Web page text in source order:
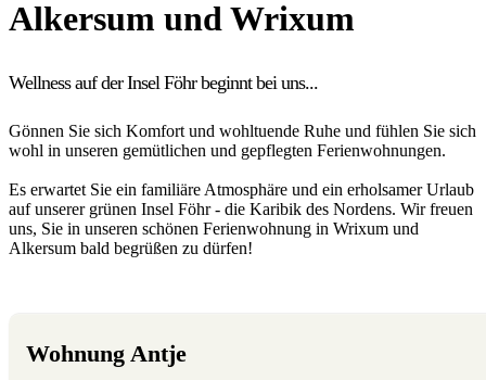
Alkersum und Wrixum
Wellness auf der Insel Föhr beginnt bei uns...
Gönnen Sie sich Komfort und wohltuende Ruhe und fühlen Sie sich
wohl in unseren gemütlichen und gepflegten Ferienwohnungen.
Es erwartet Sie ein familiäre Atmosphäre und ein erholsamer Urlaub
auf unserer grünen Insel Föhr - die Karibik des Nordens. Wir freuen
uns, Sie in unseren schönen Ferienwohnung in Wrixum und
Alkersum bald begrüßen zu dürfen!
Wohnung Antje